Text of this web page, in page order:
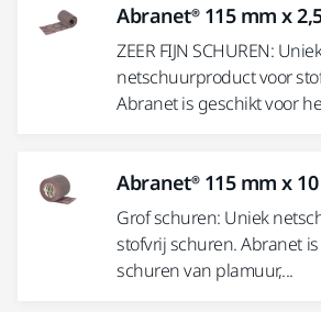
Abranet® 115 mm x
ZEER FIJN SCHUREN:
netschuurproduct voor
Abranet is geschikt voor
Abranet® 115 mm x
Grof schuren: Uniek
stofvrij schuren. Abranet
schuren van plamuur,...